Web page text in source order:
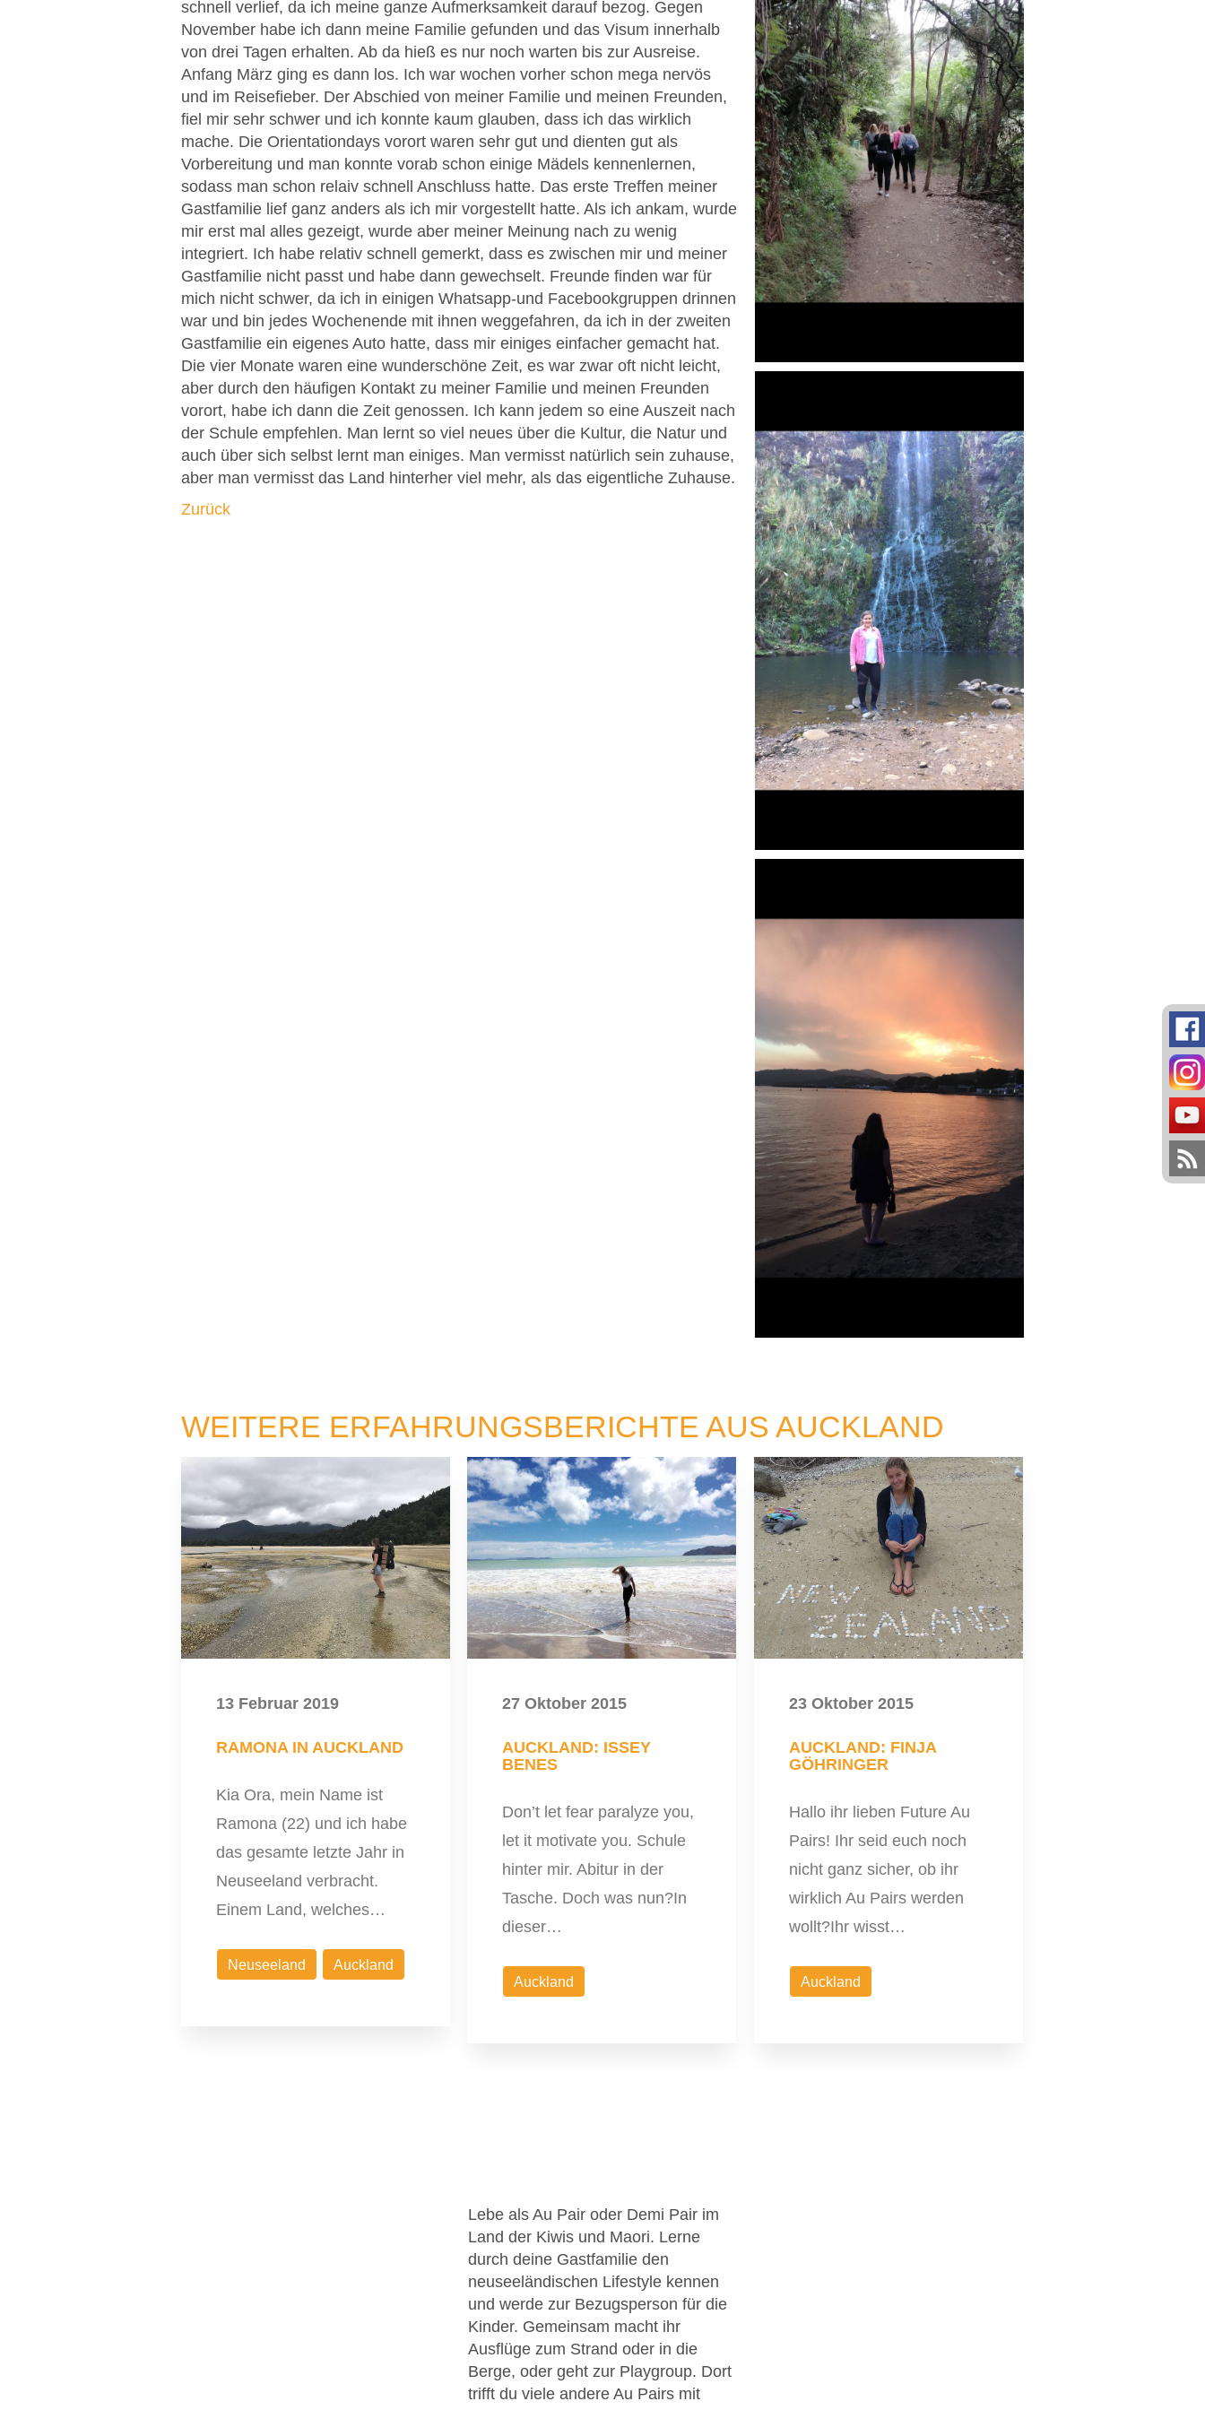
schnell verlief, da ich meine ganze Aufmerksamkeit darauf bezog. Gegen
November habe ich dann meine Familie gefunden und das Visum innerhalb
von drei Tagen erhalten. Ab da hieß es nur noch warten bis zur Ausreise.
Anfang März ging es dann los. Ich war wochen vorher schon mega nervös
und im Reisefieber. Der Abschied von meiner Familie und meinen Freunden,
fiel mir sehr schwer und ich konnte kaum glauben, dass ich das wirklich
mache. Die Orientationdays vorort waren sehr gut und dienten gut als
Vorbereitung und man konnte vorab schon einige Mädels kennenlernen,
sodass man schon relaiv schnell Anschluss hatte. Das erste Treffen meiner
Gastfamilie lief ganz anders als ich mir vorgestellt hatte. Als ich ankam, wurde
mir erst mal alles gezeigt, wurde aber meiner Meinung nach zu wenig
integriert. Ich habe relativ schnell gemerkt, dass es zwischen mir und meiner
Gastfamilie nicht passt und habe dann gewechselt. Freunde finden war für
mich nicht schwer, da ich in einigen Whatsapp-und Facebookgruppen drinnen
war und bin jedes Wochenende mit ihnen weggefahren, da ich in der zweiten
Gastfamilie ein eigenes Auto hatte, dass mir einiges einfacher gemacht hat.
Die vier Monate waren eine wunderschöne Zeit, es war zwar oft nicht leicht,
aber durch den häufigen Kontakt zu meiner Familie und meinen Freunden
vorort, habe ich dann die Zeit genossen. Ich kann jedem so eine Auszeit nach
der Schule empfehlen. Man lernt so viel neues über die Kultur, die Natur und
auch über sich selbst lernt man einiges. Man vermisst natürlich sein zuhause,
aber man vermisst das Land hinterher viel mehr, als das eigentliche Zuhause.
Zurück
WEITERE ERFAHRUNGSBERICHTE AUS AUCKLAND
13 Februar 2019
RAMONA IN AUCKLAND
Kia Ora, mein Name ist
Ramona (22) und ich habe
das gesamte letzte Jahr in
Neuseeland verbracht.
Einem Land, welches…
Neuseeland Auckland
27 Oktober 2015
AUCKLAND: ISSEY
BENES
Don’t let fear paralyze you,
let it motivate you. Schule
hinter mir. Abitur in der
Tasche. Doch was nun?In
dieser…
Auckland
23 Oktober 2015
AUCKLAND: FINJA
GÖHRINGER
Hallo ihr lieben Future Au
Pairs! Ihr seid euch noch
nicht ganz sicher, ob ihr
wirklich Au Pairs werden
wollt?Ihr wisst…
Auckland
Lebe als Au Pair oder Demi Pair im
Land der Kiwis und Maori. Lerne
durch deine Gastfamilie den
neuseeländischen Lifestyle kennen
und werde zur Bezugsperson für die
Kinder. Gemeinsam macht ihr
Ausflüge zum Strand oder in die
Berge, oder geht zur Playgroup. Dort
trifft du viele andere Au Pairs mit